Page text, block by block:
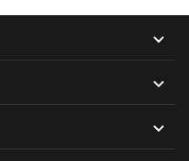


